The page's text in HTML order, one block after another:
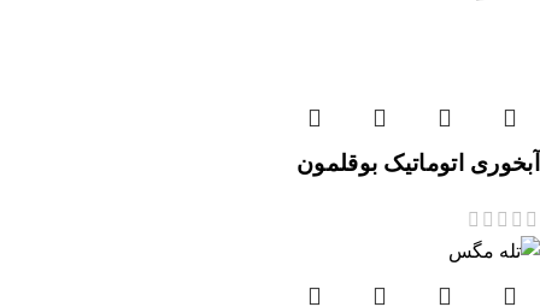
آبخوری اتوماتیک بوقلمون